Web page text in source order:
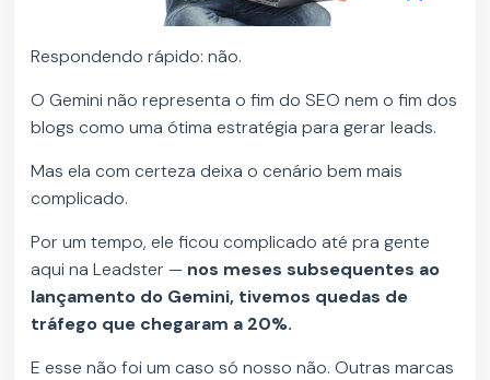
Respondendo rápido: não.
O Gemini não representa o fim do SEO nem o fim dos
blogs como uma ótima estratégia para gerar leads.
Mas ela com certeza deixa o cenário bem mais
complicado.
Por um tempo, ele ficou complicado até pra gente
aqui na Leadster — nos meses subsequentes ao
lançamento do Gemini, tivemos quedas de
tráfego que chegaram a 20%.
E esse não foi um caso só nosso não. Outras marcas